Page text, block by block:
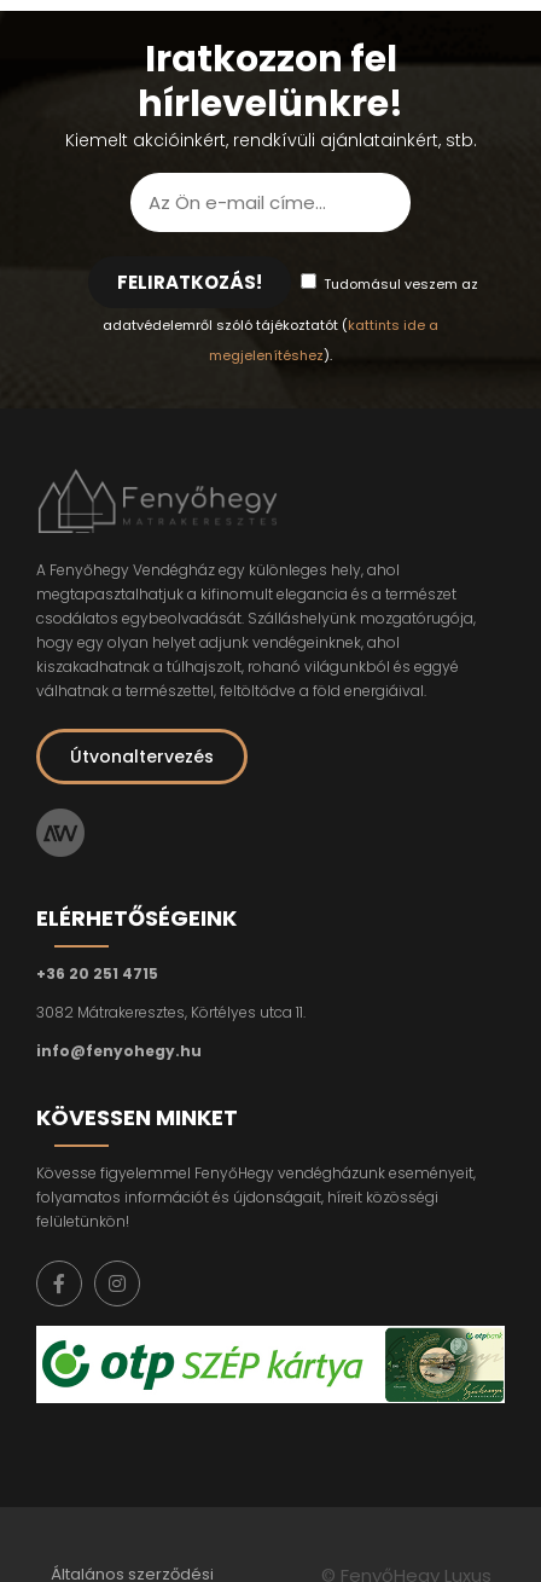
Iratkozzon fel
hírlevelünkre!
Kiemelt akcióinkért, rendkívüli ajánlatainkért, stb.
FELIRATKOZÁS! Tudomásul veszem az
adatvédelemről szóló tájékoztatót (kattints ide a
megjelenítéshez).
A Fenyőhegy Vendégház egy különleges hely, ahol
megtapasztalhatjuk a kifinomult elegancia és a természet
csodálatos egybeolvadását. Szálláshelyünk mozgatórugója,
hogy egy olyan helyet adjunk vendégeinknek, ahol
kiszakadhatnak a túlhajszolt, rohanó világunkból és eggyé
válhatnak a természettel, feltöltődve a föld energiáival.
Útvonaltervezés
ELÉRHETŐSÉGEINK
+36 20 251 4715
3082 Mátrakeresztes, Körtélyes utca 11.
info@fenyohegy.hu
KÖVESSEN MINKET
Kövesse figyelemmel FenyőHegy vendégházunk eseményeit,
folyamatos információt és újdonságait, híreit közösségi
felületünkön!
Általános szerződési © FenyőHegy Luxus